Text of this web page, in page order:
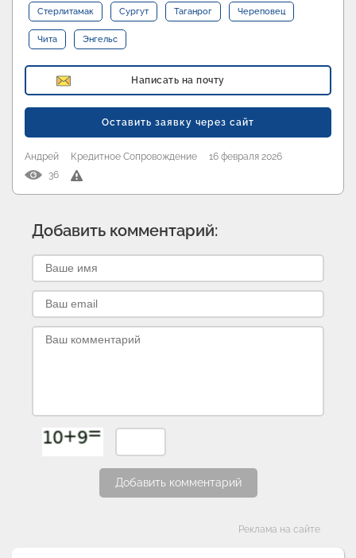
Стерлитамак Сургут Таганрог Череповец
Чита Энгельс
Написать на почту
Оставить заявку через сайт
Андрей Кредитное Сопровождение
16 февраля 2026
36
Добавить комментарий:
Добавить комментарий
Реклама на сайте